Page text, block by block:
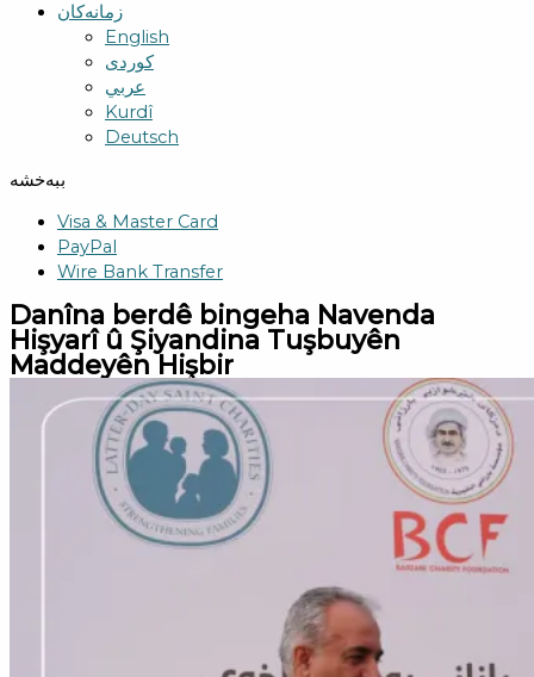
زمانەکان
English
کوردی
عربي
Kurdî
Deutsch
ببەخشە
Visa & Master Card
PayPal
Wire Bank Transfer
Danîna berdê bingeha Navenda
Hişyarî û Şiyandina Tuşbuyên
Maddeyên Hişbir